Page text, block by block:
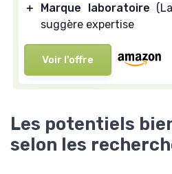
＋
Marque laboratoire
suggère expertise
Voir l'offre
Les potentiels
selon les